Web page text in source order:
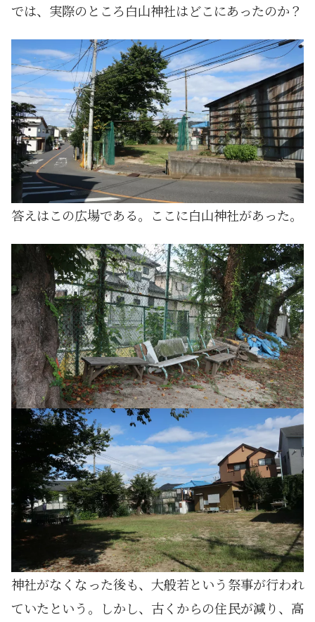
では、実際のところ白山神社はどこにあったのか？
答えはこの広場である。ここに白山神社があった。
神社がなくなった後も、大般若という祭事が行われ
ていたという。しかし、古くからの住民が減り、高